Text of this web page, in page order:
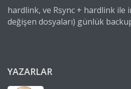
hardlink, ve Rsync + hardlink ile
değişen dosyaları) günlük
YAZARLAR